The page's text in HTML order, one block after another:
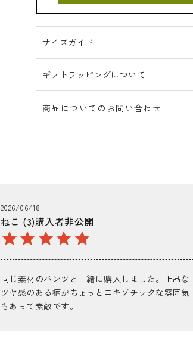
サイズガイド
ギフトラッピングについて
商品についてのお問い合わせ
ねこ 3 購入者非公開
2026/06/18
同じ素材のパンツと一緒に購入しました。上品な
ツヤ感のある柄がちょっとエキゾチックな雰囲気
もあって素敵です。